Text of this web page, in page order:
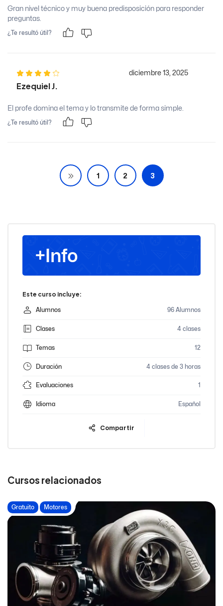
Gran nivel técnico y muy buena predisposición para responder
preguntas.
¿Te resultó útil?
Ezequiel J.
diciembre 13, 2025
El profe domina el tema y lo transmite de forma simple.
¿Te resultó útil?
1 2 3
+Info
Este curso incluye:
Alumnos 96 Alumnos
Clases 4 clases
Temas 12
Duración 4 clases de 3 horas
Evaluaciones 1
Idioma Español
Compartir
Cursos relacionados
Gratuito Motores